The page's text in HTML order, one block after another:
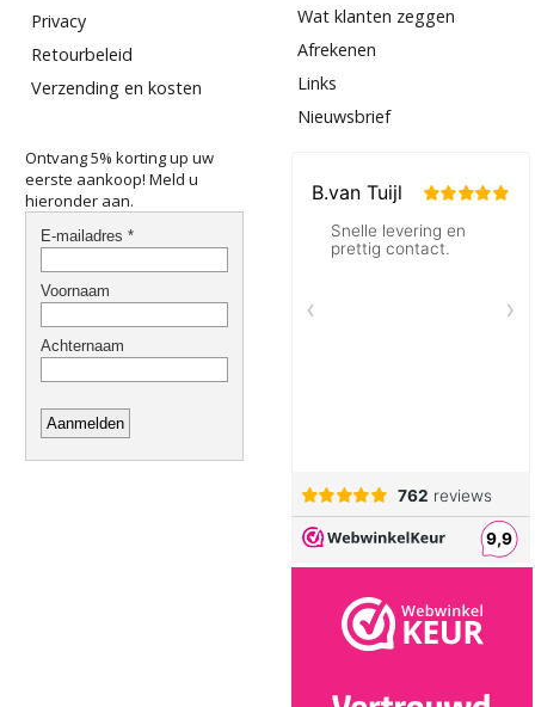
Privacy
Retourbeleid
Verzending en kosten
Wat klanten zeggen
Afrekenen
Links
Nieuwsbrief
Ontvang 5% korting up uw
eerste aankoop! Meld u
hieronder aan.